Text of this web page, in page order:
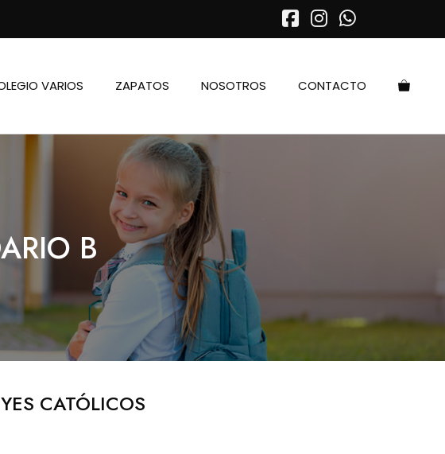
VARIOS ZAPATOS NOSOTROS CONTACTO
B
CATÓLICOS